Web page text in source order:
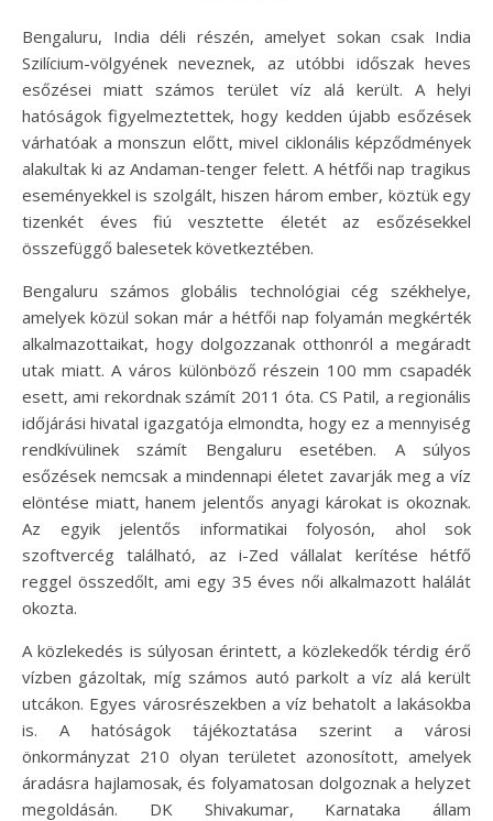
Bengaluru, India déli részén, amelyet sokan csak India
Szilícium-völgyének neveznek, az utóbbi időszak heves
esőzései miatt számos terület víz alá került. A helyi
hatóságok figyelmeztettek, hogy kedden újabb esőzések
várhatóak a monszun előtt, mivel ciklonális képződmények
alakultak ki az Andaman-tenger felett. A hétfői nap tragikus
eseményekkel is szolgált, hiszen három ember, köztük egy
tizenkét éves fiú vesztette életét az esőzésekkel
összefüggő balesetek következtében.
Bengaluru számos globális technológiai cég székhelye,
amelyek közül sokan már a hétfői nap folyamán megkérték
alkalmazottaikat, hogy dolgozzanak otthonról a megáradt
utak miatt. A város különböző részein 100 mm csapadék
esett, ami rekordnak számít 2011 óta. CS Patil, a regionális
időjárási hivatal igazgatója elmondta, hogy ez a mennyiség
rendkívülinek számít Bengaluru esetében. A súlyos
esőzések nemcsak a mindennapi életet zavarják meg a víz
elöntése miatt, hanem jelentős anyagi károkat is okoznak.
Az egyik jelentős informatikai folyosón, ahol sok
szoftvercég található, az i-Zed vállalat kerítése hétfő
reggel összedőlt, ami egy 35 éves női alkalmazott halálát
okozta.
A közlekedés is súlyosan érintett, a közlekedők térdig érő
vízben gázoltak, míg számos autó parkolt a víz alá került
utcákon. Egyes városrészekben a víz behatolt a lakásokba
is. A hatóságok tájékoztatása szerint a városi
önkormányzat 210 olyan területet azonosított, amelyek
áradásra hajlamosak, és folyamatosan dolgoznak a helyzet
megoldásán. DK Shivakumar, Karnataka állam